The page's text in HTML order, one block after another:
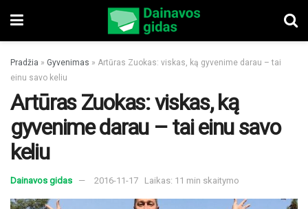
Pradžia » Gyvenimas » Artūras Zuokas: viskas, ką gyvenime darau – tai
einu savo keliu
Artūras Zuokas: viskas, ką
gyvenime darau – tai einu savo
keliu
Dainavos gidas 2016-11-17 Laikas: 11 min skaitymo